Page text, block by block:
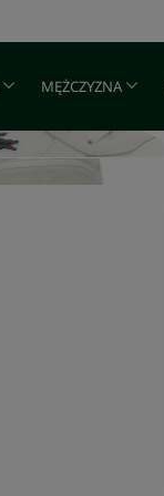
MĘŻCZYZNA